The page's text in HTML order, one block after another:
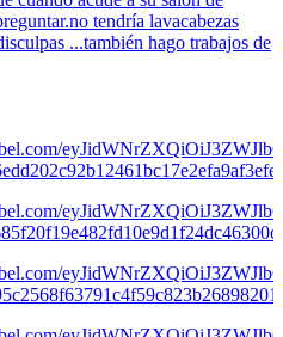
tendría lavacabezas
...también hago trabajos de